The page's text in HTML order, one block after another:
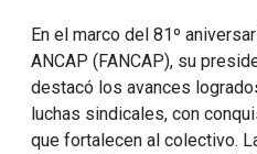
En el marco del 81º
ANCAP (FANCAP), su
destacó los avances
luchas sindicales, con
que fortalecen al colectivo.